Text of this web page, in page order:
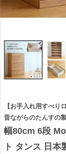
【お手入れ用すべり
昔ながらのたんすの
幅80cm 6段
ト タンス 日